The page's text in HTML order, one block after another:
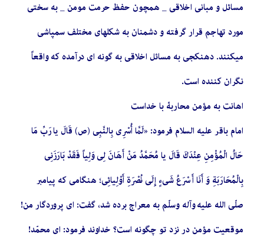
مسائل و مبانی اخلاقی _ همچون حفظ حرمت مومن _به سختی
مورد تهاجم قرار گرفته و دشمنان به شكلهای مختلف سمپاشی
میكنند. دهنکجی به مسائل اخلاقی به گونه ای درآمده كه واقعاً
نگران كننده است.
اهانت به مؤمن محاربۀ با خداست
امام باقر علیه السلام فرمود: «لَمَّا أُسْرِی بِالنَّبِی (ص) قَالَ یا رَبِّ مَا
حَالُ الْمُؤْمِنِ عِنْدَكَ قَالَ یا مُحَمَّدُ مَنْ أَهَانَ لِی وَلِیاً فَقَدْ بَارَزَنِی
بِالْمُحَارَبَةِ وَ أَنَا أَسْرَعُ شَیءٍ إِلَی نُصْرَةِ أَوْلِیائِی؛ هنگامی كه پیامبر
صلّی الله علیه وآله وسلّم به معراج برده شد، گفت: ای پروردگار من!
موقعیت مؤمن در نزد تو چگونه است؟ خداوند فرمود: ای محمّد!